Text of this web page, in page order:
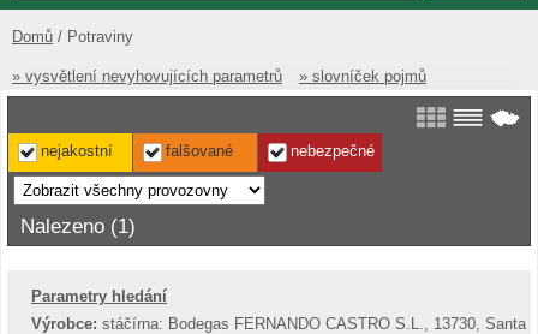
Domů Potraviny
» vysvětlení nevyhovujících parametrů » slovníček pojmů
nejakostní falšované nebezpečné
Nalezeno (1)
Parametry hledání
Výrobce: stáčírna: Bodegas FERNANDO CASTRO S.L., 13730, Santa